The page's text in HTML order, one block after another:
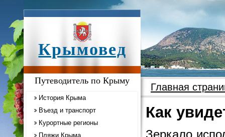
Крымовед
Путеводитель по Крыму
История Крыма
Въезд и транспорт
Курортные регионы
Пляжи Крыма
Главная
Как